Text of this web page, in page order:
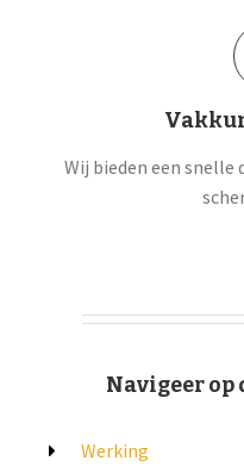
Wij bieden een
Navigeer op
Werking